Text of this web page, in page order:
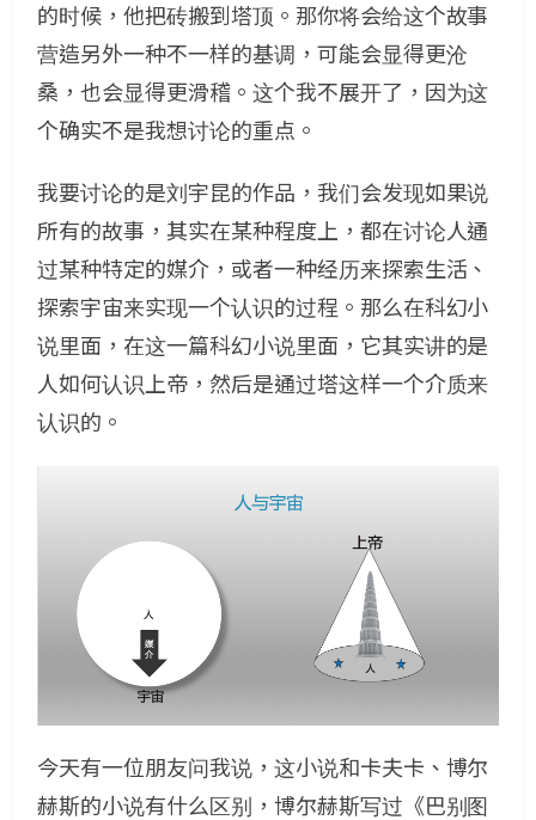
的时候，他把砖搬到塔顶。那你将会给这个故事
营造另外一种不一样的基调，可能会显得更沧
桑，也会显得更滑稽。这个我不展开了，因为这
个确实不是我想讨论的重点。
我要讨论的是刘宇昆的作品，我们会发现如果说
所有的故事，其实在某种程度上，都在讨论人通
过某种特定的媒介，或者一种经历来探索生活、
探索宇宙来实现一个认识的过程。那么在科幻小
说里面，在这一篇科幻小说里面，它其实讲的是
人如何认识上帝，然后是通过塔这样一个介质来
认识的。
今天有一位朋友问我说，这小说和卡夫卡、博尔
赫斯的小说有什么区别，博尔赫斯写过《巴别图